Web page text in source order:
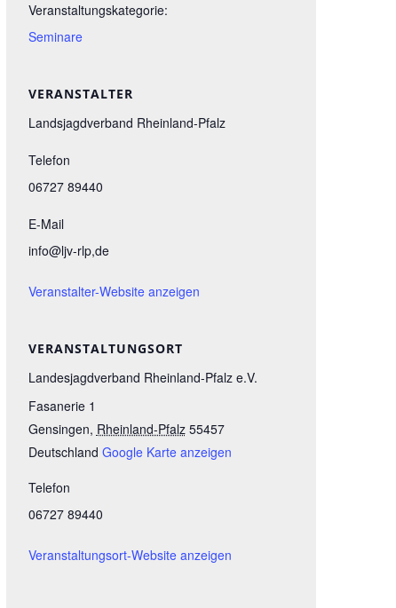
Veranstaltungskategorie:
Seminare
VERANSTALTER
Landsjagdverband Rheinland-Pfalz
Telefon
06727 89440
E-Mail
info@ljv-rlp,de
Veranstalter-Website anzeigen
VERANSTALTUNGSORT
Landesjagdverband Rheinland-Pfalz e.V.
Fasanerie 1
Gensingen, Rheinland-Pfalz 55457
Deutschland Google Karte anzeigen
Telefon
06727 89440
Veranstaltungsort-Website anzeigen